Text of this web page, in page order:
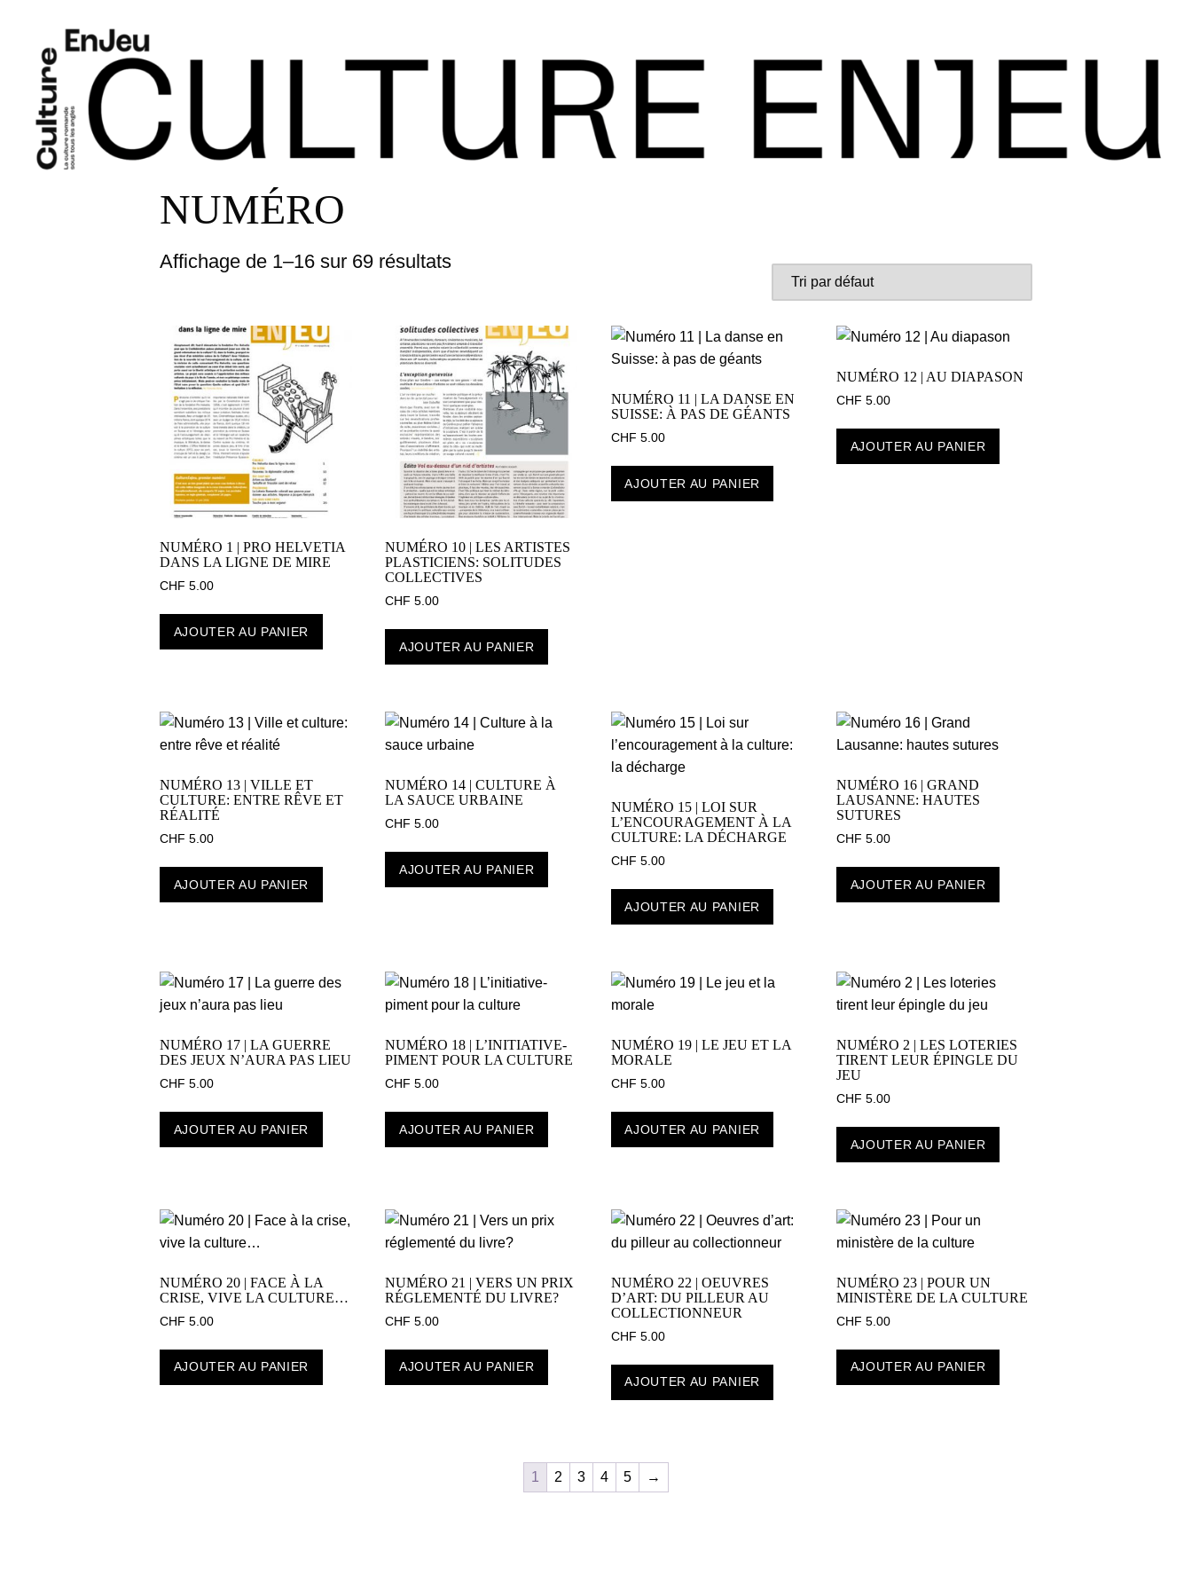
NUMÉRO
Affichage de 1–16 sur 69 résultats
NUMÉRO 1 | PRO HELVETIA
DANS LA LIGNE DE MIRE
CHF 5.00
AJOUTER AU PANIER
NUMÉRO 10 | LES ARTISTES
PLASTICIENS: SOLITUDES
COLLECTIVES
CHF 5.00
AJOUTER AU PANIER
NUMÉRO 11 | LA DANSE EN
SUISSE: À PAS DE GÉANTS
CHF 5.00
AJOUTER AU PANIER
NUMÉRO 12 | AU DIAPASON
CHF 5.00
AJOUTER AU PANIER
NUMÉRO 13 | VILLE ET
CULTURE: ENTRE RÊVE ET
RÉALITÉ
CHF 5.00
AJOUTER AU PANIER
NUMÉRO 14 | CULTURE À
LA SAUCE URBAINE
CHF 5.00
AJOUTER AU PANIER
NUMÉRO 15 | LOI SUR
L’ENCOURAGEMENT À LA
CULTURE: LA DÉCHARGE
CHF 5.00
AJOUTER AU PANIER
NUMÉRO 16 | GRAND
LAUSANNE: HAUTES
SUTURES
CHF 5.00
AJOUTER AU PANIER
NUMÉRO 17 | LA GUERRE
DES JEUX N’AURA PAS LIEU
CHF 5.00
AJOUTER AU PANIER
NUMÉRO 18 | L’INITIATIVE-
PIMENT POUR LA CULTURE
CHF 5.00
AJOUTER AU PANIER
NUMÉRO 19 | LE JEU ET LA
MORALE
CHF 5.00
AJOUTER AU PANIER
NUMÉRO 2 | LES LOTERIES
TIRENT LEUR ÉPINGLE DU
JEU
CHF 5.00
AJOUTER AU PANIER
NUMÉRO 20 | FACE À LA
CRISE, VIVE LA CULTURE…
CHF 5.00
AJOUTER AU PANIER
NUMÉRO 21 | VERS UN PRIX
RÉGLEMENTÉ DU LIVRE?
CHF 5.00
AJOUTER AU PANIER
NUMÉRO 22 | OEUVRES
D’ART: DU PILLEUR AU
COLLECTIONNEUR
CHF 5.00
AJOUTER AU PANIER
NUMÉRO 23 | POUR UN
MINISTÈRE DE LA CULTURE
CHF 5.00
AJOUTER AU PANIER
1 2 3 4 5 →